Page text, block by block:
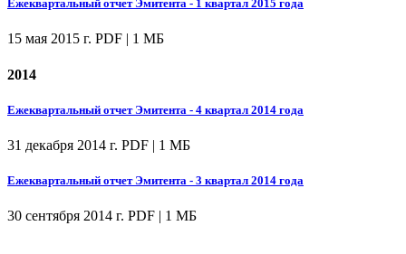
Ежеквартальный отчет Эмитента - 1 квартал 2015 года
15 мая 2015 г. PDF | 1 МБ
2014
Ежеквартальный отчет Эмитента - 4 квартал 2014 года
31 декабря 2014 г. PDF | 1 МБ
Ежеквартальный отчет Эмитента - 3 квартал 2014 года
30 сентября 2014 г. PDF | 1 МБ